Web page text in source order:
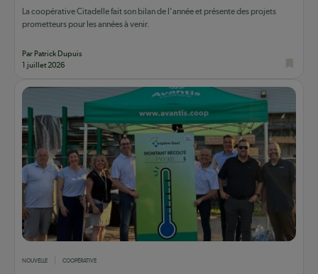
La coopérative Citadelle fait son bilan de l'année et présente des projets
prometteurs pour les années à venir.
Par Patrick Dupuis
1 juillet 2026
NOUVELLE COOPÉRATIVE